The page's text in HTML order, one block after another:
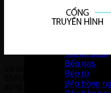
Nồi chiên
Nồi cơm-Bếp
Nồi áp suất
Bếp gas
Bếp từ
Bếp hồng
Và không thể không nhắc tới
65AU7700 có thiết kế với
dụng khi tối thiểu hóa các